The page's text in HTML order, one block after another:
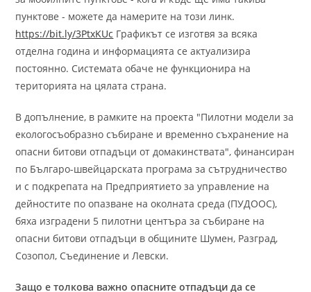
пунктове - можете да намерите на този линк.
https://bit.ly/3PtxKUc Графикът се изготвя за всяка
отделна година и информацията се актуализира
постоянно. Системата обаче не функционира на
територията на цялата страна.
В допълнение, в рамките на проекта "Пилотни модели за
екологосъобразно събиране и временно съхранение на
опасни битови отпадъци от домакинствата", финансиран
по Българо-швейцарската програма за сътрудничество
и с подкрепата на Предприятието за управление на
дейностите по опазване на околната среда (ПУДООС),
бяха изградени 5 пилотни центъра за събиране на
опасни битови отпадъци в общините Шумен, Разград,
Созопол, Съединение и Левски.
Защо е толкова важно опасните отпадъци да се